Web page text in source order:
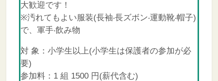
大歓迎です！
※汚れてもよい服装(⻑袖‧⻑ズボン‧運動靴‧帽子)
で、軍手‧飲み物
対 象：小学生以上(小学生は保護者の参加が必
要)
参加料：1 組 1500 円(薪代含む)